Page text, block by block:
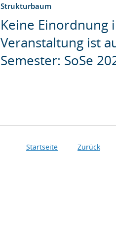
Strukturbaum
Keine Einordnung
Veranstaltung ist
Semester: SoSe
Startseite Zurück